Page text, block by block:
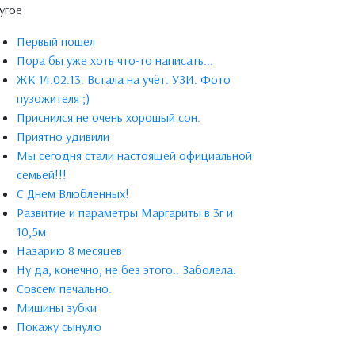
Первый пошел
Пора бы уже хоть что-то написать...
ЖК 14.02.13. Встала на учёт. УЗИ. Фото
пузожителя ;)
Приснился не очень хорошый сон.
Приятно удивили
Мы сегодня стали настоящей официальной
семьей!!!
С Днем Влюбленных!
Развитие и параметры Маргариты в 3г и
10,5м
Назарию 8 месяцев
Ну да, конечно, не без этого.. Заболела.
Совсем печально.
Мишины зубки
Покажу сынулю